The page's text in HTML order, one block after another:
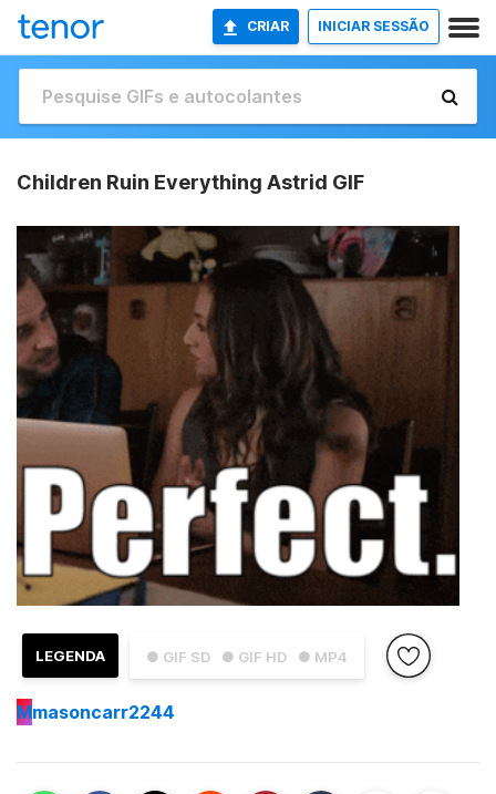
CRIAR INICIAR SESSÃO
Children Ruin Everything Astrid GIF
● GIF SD ● GIF HD ● MP4
LEGENDA
Mmasoncarr2244